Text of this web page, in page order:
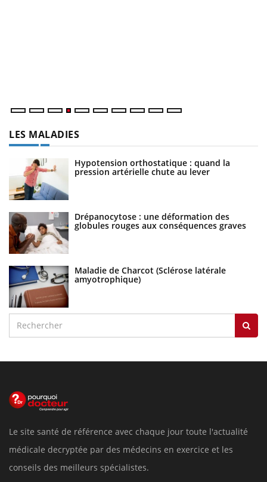
LES MALADIES
Hypotension orthostatique : quand la
pression artérielle chute au lever
Drépanocytose : une déformation des
globules rouges aux conséquences graves
Maladie de Charcot (Sclérose latérale
amyotrophique)
Le site santé de référence avec chaque jour toute l'actualité
médicale decryptée par des médecins en exercice et les
conseils des meilleurs spécialistes.